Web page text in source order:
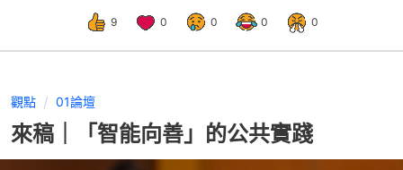
9 0 0 0 0
觀點 01論壇
來稿｜「智能向善」的公共實踐